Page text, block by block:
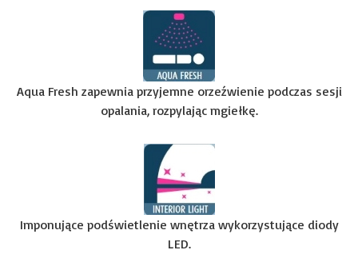
Aqua Fresh zapewnia przyjemne orzeźwienie podczas sesji
opalania, rozpylając mgiełkę.
Imponujące podświetlenie wnętrza wykorzystujące diody
LED.